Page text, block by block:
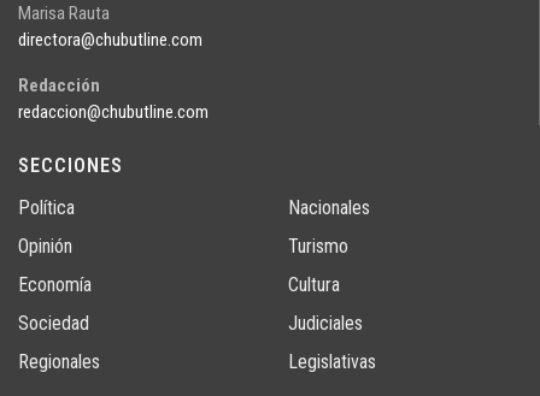
Marisa Rauta
directora@chubutline.com
Redacción
redaccion@chubutline.com
SECCIONES
Política
Opinión
Economía
Sociedad
Regionales
Nacionales
Turismo
Cultura
Judiciales
Legislativas